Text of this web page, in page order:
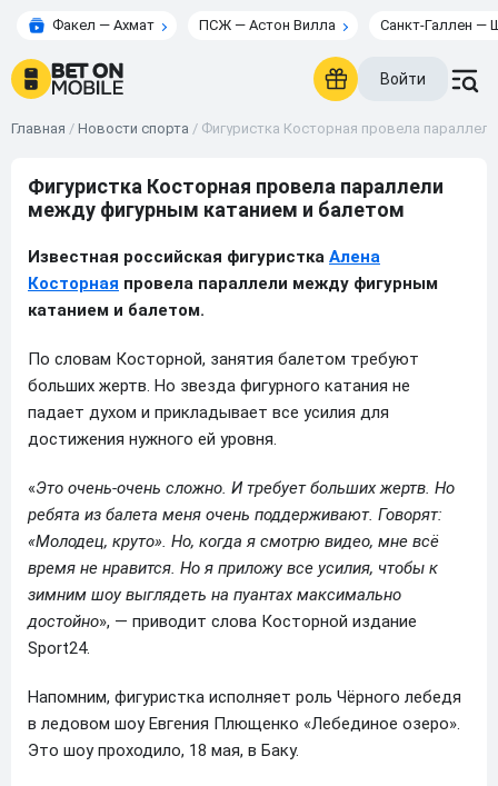
Факел — Ахмат ПСЖ — Астон Вилла Санкт-Галлен —
Войти
Главная / Новости спорта / Фигуристка Косторная провела
Фигуристка Косторная провела параллели
между фигурным катанием и балетом
Известная российская фигуристка Алена
Косторная провела параллели между фигурным
катанием и балетом.
По словам Косторной, занятия балетом требуют
больших жертв. Но звезда фигурного катания не
падает духом и прикладывает все усилия для
достижения нужного ей уровня.
«Это очень-очень сложно. И требует больших жертв. Но
ребята из балета меня очень поддерживают. Говорят:
«Молодец, круто». Но, когда я смотрю видео, мне всё
время не нравится. Но я приложу все усилия, чтобы к
зимним шоу выглядеть на пуантах максимально
достойно», — приводит слова Косторной издание
Sport24.
Напомним, фигуристка исполняет роль Чёрного лебедя
в ледовом шоу Евгения Плющенко «Лебединое озеро».
Это шоу проходило, 18 мая, в Баку.